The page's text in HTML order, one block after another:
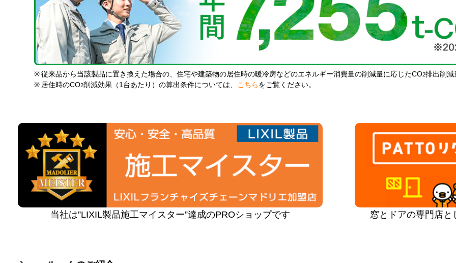
※ 従来品から当該製品に置き換えた場合の、住宅や建築物の居住時の暖冷房などのエネルギー消費量の削減量に応じたCO2排出削減
※ 居住時のCO2削減効果（1台あたり）の算出条件については、 こちら をご覧ください。
当社は”LIXIL製品施工マイスター”達成のPROショップです 窓とドアの専門店